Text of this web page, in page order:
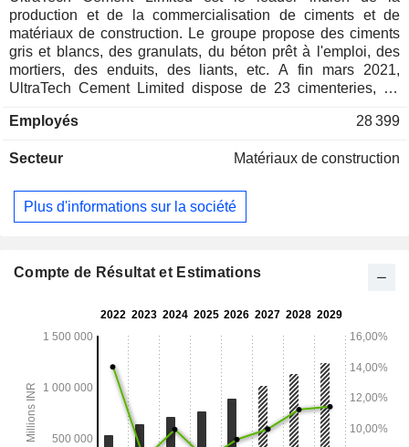
production et de la commercialisation de ciments et de
matériaux de construction. Le groupe propose des ciments
gris et blancs, des granulats, du béton prêt à l'emploi, des
mortiers, des enduits, des liants, etc. A fin mars 2021,
UltraTech Cement Limited dispose de 23 cimenteries, de
broyage (dont 23 en Inde). 99,3% du CA est réalisé en Inde.
Employés 28 399
Secteur Matériaux de construction
Plus d'informations sur la société
Compte de Résultat et Estimations